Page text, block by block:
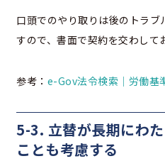
口頭でのやり取りは後のトラブ
すので、書面で契約を交わして
参考： e-Gov法令検索｜労働基
5-3. 立替が長期にわ
ことも考慮する